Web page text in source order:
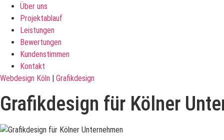
Über uns
Projektablauf
Leistungen
Bewertungen
Kundenstimmen
Kontakt
Webdesign Köln
Grafikdesign
Grafikdesign für Kölner